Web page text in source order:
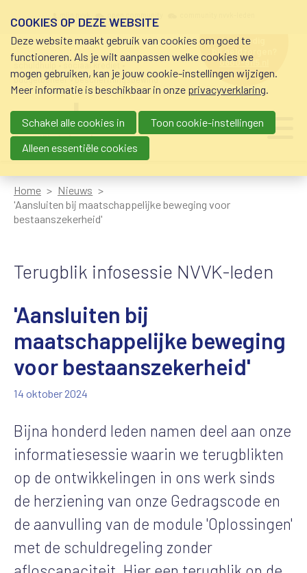
schuldhulp • sociaal krediet •
budgetbeheer • beschermingsbewind
hulp nodig
bij geldzorgen?
0800-8115.nl
Main navigation
Home
Nieuws
'Aansluiten bij maatschappelijke beweging voor
bestaanszekerheid'
Terugblik infosessie NVVK-leden
'Aansluiten bij
maatschappelijke beweging
voor bestaanszekerheid'
14 oktober 2024
Bijna honderd leden namen deel aan onze
informatiesessie waarin we terugblikten
op de ontwikkelingen in ons werk sinds
de herziening van onze Gedragscode en
de aanvulling van de module 'Oplossingen'
met de schuldregeling zonder
COOKIES OP DEZE WEBSITE
Deze website maakt gebruik van cookies om goed te
functioneren. Als je wilt aanpassen welke cookies we
mogen gebruiken, kan je jouw cookie-instellingen wijzigen.
Meer informatie is beschikbaar in onze privacyverklaring.
Schakel alle cookies in
Toon cookie-instellingen
Alleen essentiële cookies